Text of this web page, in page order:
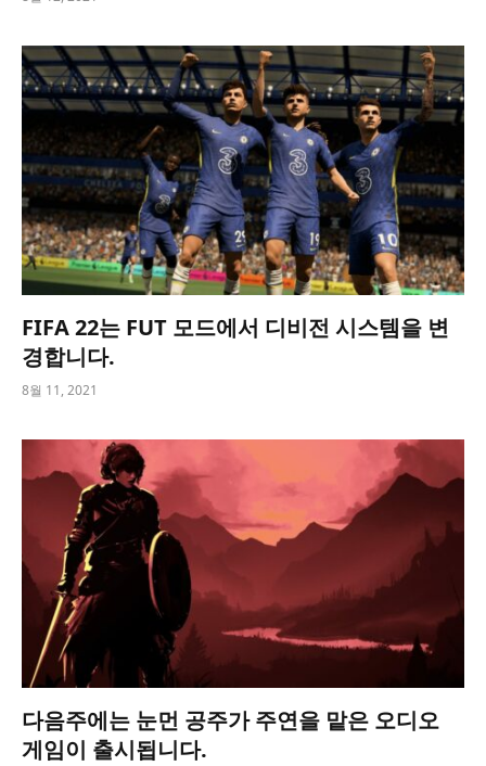
FIFA 22는 FUT 모드에서 디비전 시스템을 변
경합니다.
8월 11, 2021
다음주에는 눈먼 공주가 주연을 맡은 오디오
게임이 출시됩니다.